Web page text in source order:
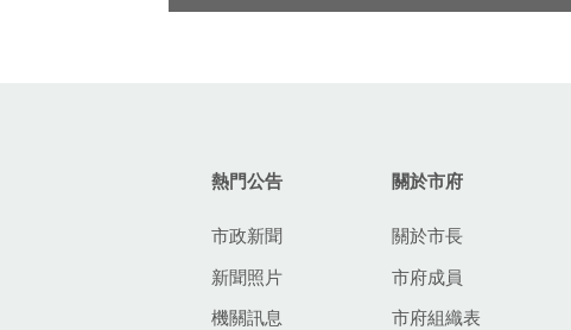
熱門公告
市政新聞
新聞照片
機關訊息
關於市府
關於市長
市府成員
市府組織表